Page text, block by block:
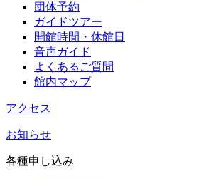
団体予約
ガイドツアー
開館時間・休館日
音声ガイド
よくあるご質問
館内マップ
アクセス
お知らせ
各種申し込み